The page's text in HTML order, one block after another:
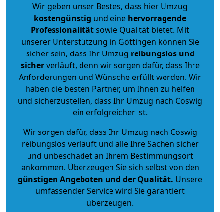
Wir geben unser Bestes, dass hier Umzug
kostengünstig und eine hervorragende
Professionalitätsowie Qualität bietet. Mit
unserer Unterstützung in Göttingen können Sie
sicher sein, dass Ihr Umzug reibungslos und
sicherverläuft, denn wir sorgen dafür, dass Ihre
Anforderungen und Wünsche erfüllt werden. Wir
haben die besten Partner, um Ihnen zu helfen
und sicherzustellen, dass Ihr Umzug nach Coswig
ein erfolgreicher ist.
Wir sorgen dafür, dass Ihr Umzug nach Coswig
reibungslos verläuft und alle Ihre Sachen sicher
und unbeschadet an Ihrem Bestimmungsort
ankommen. Überzeugen Sie sich selbst von den
günstigen Angeboten und der Qualität. Unsere
umfassender Service wird Sie garantiert
überzeugen.